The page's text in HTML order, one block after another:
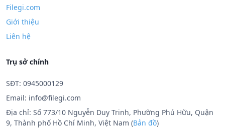
Filegi.com
Giới thiệu
Liên hệ
Trụ sở chính
SĐT: 0945000129
Email: info@filegi.com
Địa chỉ: Số 773/10 Nguyễn Duy Trinh, Phường Phú Hữu, Quận
9, Thành phố Hồ Chí Minh, Việt Nam (Bản đồ)